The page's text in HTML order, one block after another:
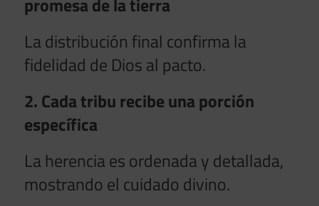
La distribución final confirma la
fidelidad de Dios al pacto.
2. Cada tribu recibe una porción
específica
La herencia es ordenada y detallada,
mostrando el cuidado divino.